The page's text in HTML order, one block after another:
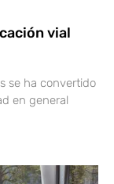
vial
se ha convertido
en general